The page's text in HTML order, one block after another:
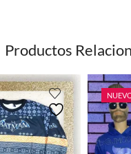
Productos